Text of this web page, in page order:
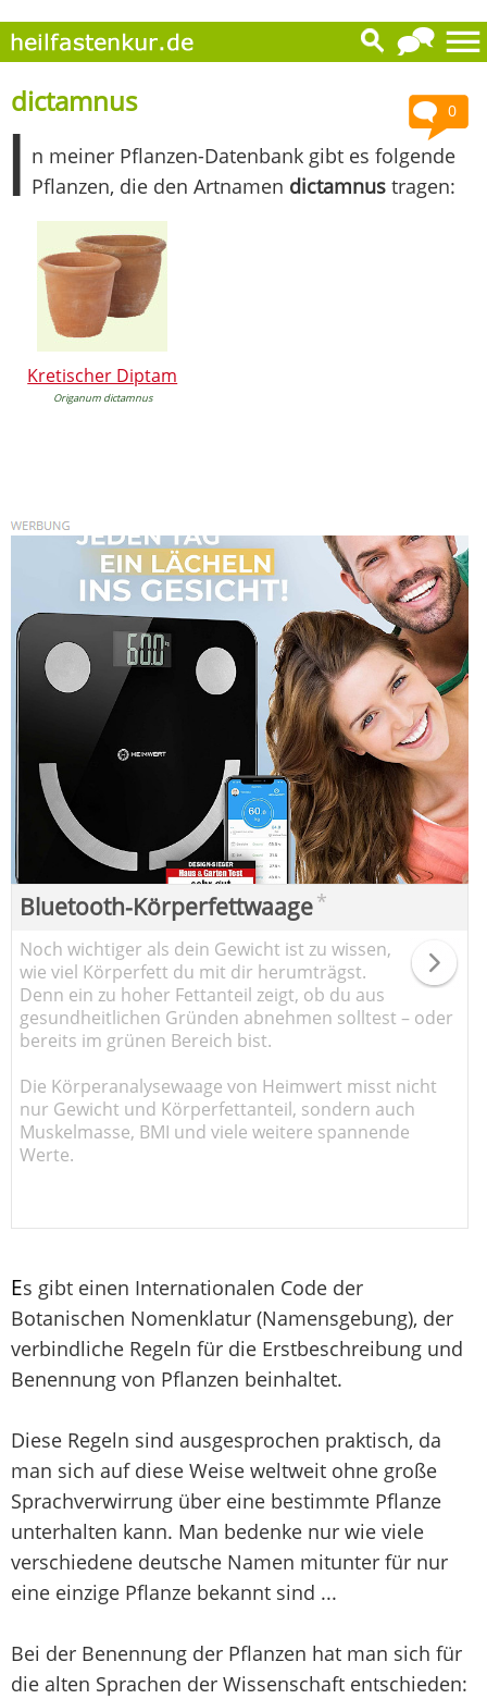
0
dictamnus
I n meiner Pflanzen-Datenbank gibt es folgende
Pflanzen, die den Artnamen dictamnus tragen:
Kretischer Diptam
Origanum dictamnus
Bluetooth-Körperfettwaage*
Noch wichtiger als dein Gewicht ist zu wissen,
wie viel Körperfett du mit dir herumträgst.
Denn ein zu hoher Fettanteil zeigt, ob du aus
gesundheitlichen Gründen abnehmen solltest – oder
bereits im grünen Bereich bist.
Die Körperanalysewaage von Heimwert misst nicht
nur Gewicht und Körperfettanteil, sondern auch
Muskelmasse, BMI und viele weitere spannende
Werte.
Es gibt einen Internationalen Code der
Botanischen Nomenklatur (Namensgebung), der
verbindliche Regeln für die Erstbeschreibung und
Benennung von Pflanzen beinhaltet.
Diese Regeln sind ausgesprochen praktisch, da
man sich auf diese Weise weltweit ohne große
Sprachverwirrung über eine bestimmte Pflanze
unterhalten kann. Man bedenke nur wie viele
verschiedene deutsche Namen mitunter für nur
eine einzige Pflanze bekannt sind ...
Bei der Benennung der Pflanzen hat man sich für
die alten Sprachen der Wissenschaft entschieden: